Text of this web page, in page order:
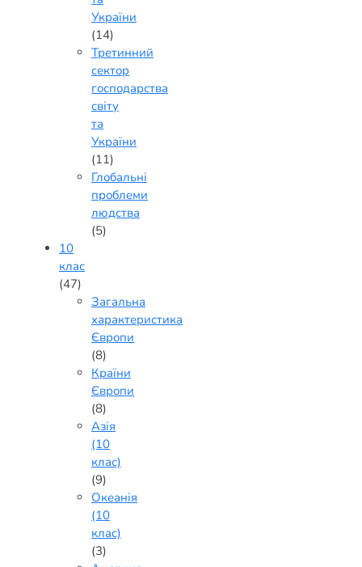
України
(14)
Третинний
сектор
господарства
світу
та
України
(11)
Глобальні
проблеми
людства
(5)
10
клас
(47)
Загальна
характеристика
Європи
(8)
Країни
Європи
(8)
Азія
(10
клас)
(9)
Океанія
(10
клас)
(3)